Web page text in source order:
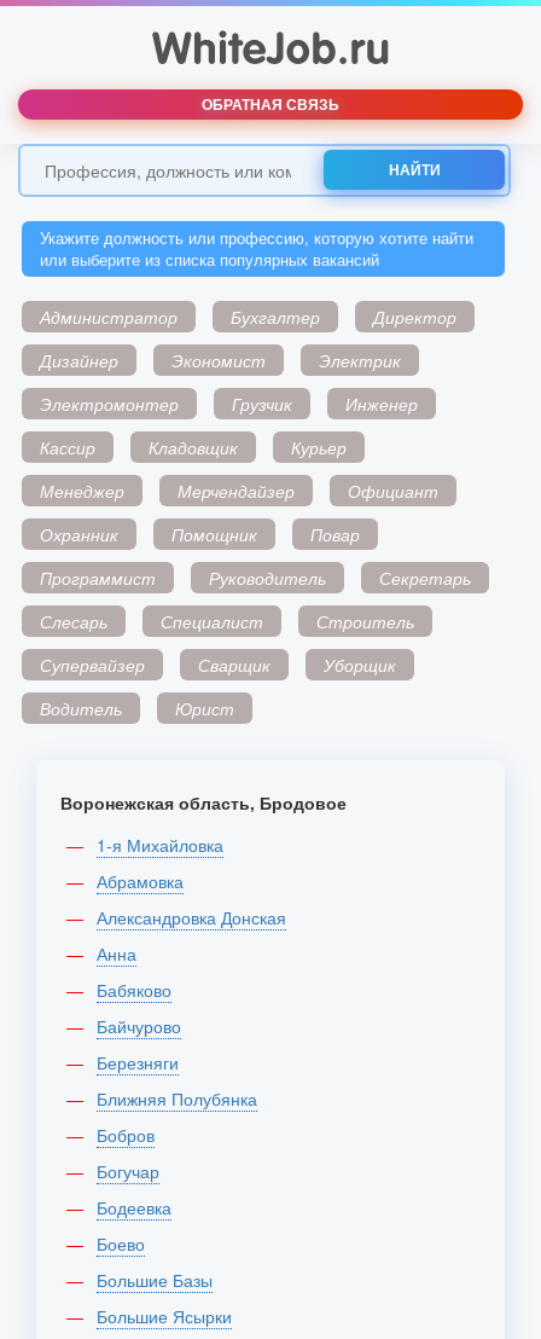
ОБРАТНАЯ СВЯЗЬ
НАЙТИ
Укажите должность или профессию, которую хотите найти
или выберите из списка популярных вакансий
Администратор Бухгалтер
Директор
Дизайнер
Экономист
Электрик
Электромонтер
Грузчик
Инженер
Кассир
Кладовщик
Курьер
Менеджер
Мерчендайзер
Официант
Охранник
Помощник
Повар
Программист
Руководитель
Секретарь
Слесарь
Специалист
Строитель
Супервайзер
Сварщик
Уборщик
Водитель
Юрист
Воронежская область, Бродовое
1-я Михайловка
Абрамовка
Александровка Донская
Анна
Бабяково
Байчурово
Березняги
Ближняя Полубянка
Бобров
Богучар
Бодеевка
Боево
Большие Базы
Большие Ясырки